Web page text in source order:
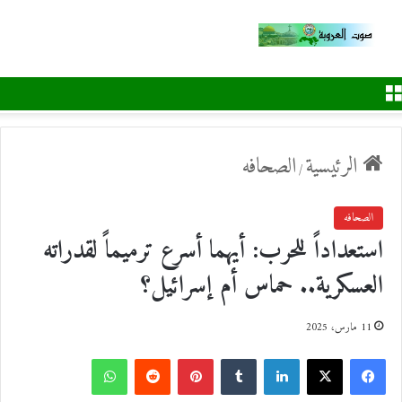
الرئيسية/الصحافه
الصحافه
استعداداً للحرب: أيهما أسرع ترميماً لقدراته
العسكرية.. حماس أم إسرائيل؟
11 مارس، 2025